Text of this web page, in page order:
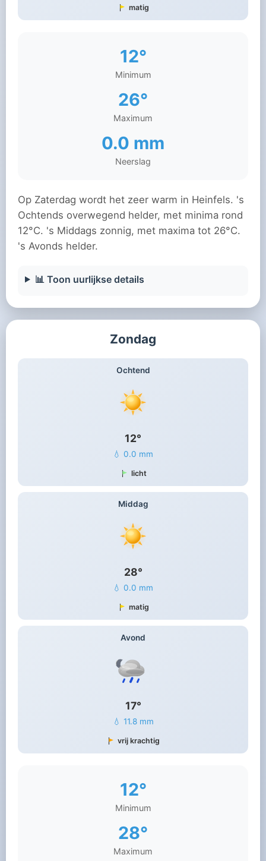
matig
12°
Minimum
26°
Maximum
0.0 mm
Neerslag
Op Zaterdag wordt het zeer warm in Heinfels. 's
Ochtends overwegend helder, met minima rond
12°C. 's Middags zonnig, met maxima tot 26°C.
's Avonds helder.
📊 Toon uurlijkse details
Zondag
Ochtend
12°
💧 0.0 mm
licht
Middag
28°
💧 0.0 mm
matig
Avond
17°
💧 11.8 mm
vrij krachtig
12°
Minimum
28°
Maximum